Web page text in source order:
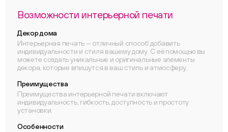
Возможности интерьерной печати
Декор дома
Интерьерная печать — отличный способ добавить
индивидуальности и стиля вашему дому. С её помощью вы
можете создать уникальные и оригинальные элементы
декора, которые впишутся в ваш стиль и атмосферу.
Преимущества
Преимущества интерьерной печати включают
индивидуальность, гибкость, доступность и простоту
установки.
Особенности